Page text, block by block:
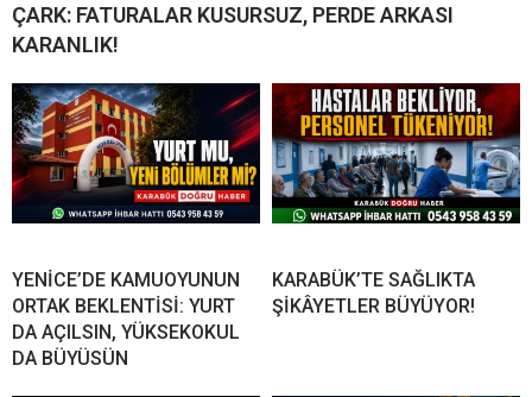
ÇARK: FATURALAR KUSURSUZ, PERDE ARKASI
KARANLIK!
YENİCE’DE KAMUOYUNUN
ORTAK BEKLENTİSİ: YURT
DA AÇILSIN, YÜKSEKOKUL
DA BÜYÜSÜN
KARABÜK’TE SAĞLIKTA
ŞİKÂYETLER BÜYÜYOR!